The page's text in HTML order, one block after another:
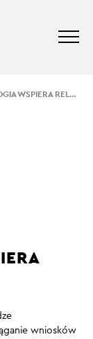
JAK TECHNOLOGIA WSPIERA RELACJE W BIZNESIE?
wniosków